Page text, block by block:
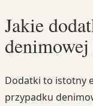
Jakie
Dodatki to istotny
przypadku